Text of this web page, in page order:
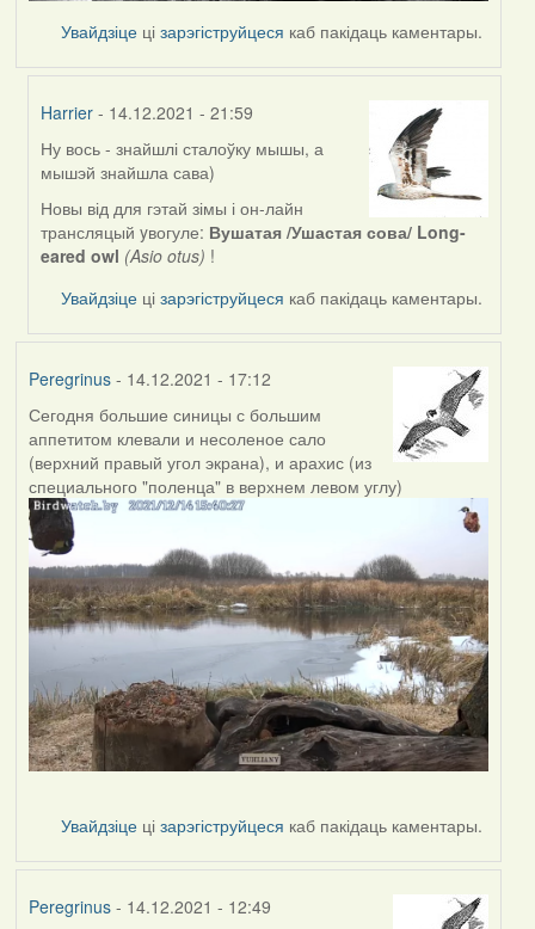
Увайдзіце цізарэгіструйцеся каб пакідаць каментары.
Harrier - 14.12.2021 - 21:59
In
reply
to
by
Peregrinus
Ну вось - знайшлі сталоўку мышы, а
мышэй знайшла сава)
Новы від для гэтай зімы і он-лайн
трансляцый yвогуле: Вушатая /Ушастая сова/ Long-
eared owl (Asio otus) !
Увайдзіце цізарэгіструйцеся каб пакідаць каментары.
Peregrinus- 14.12.2021 - 17:12
Сегодня большие синицы с большим
аппетитом клевали и несоленое сало
(верхний правый угол экрана), и арахис (из
специального "поленца" в верхнем левом углу)
Увайдзіце цізарэгіструйцеся каб пакідаць каментары.
Peregrinus- 14.12.2021 - 12:49